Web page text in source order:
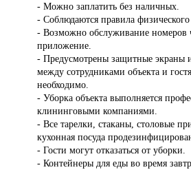
- Можно заплатить без наличных.
- Соблюдаются правила
- Возможно обслуживание номеров
приложение.
- Предусмотрены защитные экраны
между сотрудниками объекта и
необходимо.
- Уборка объекта выполняется
клининговыми компаниями.
- Все тарелки, стаканы, столовые
кухонная посуда
- Гости могут отказаться от уборки.
- Контейнеры для еды во время